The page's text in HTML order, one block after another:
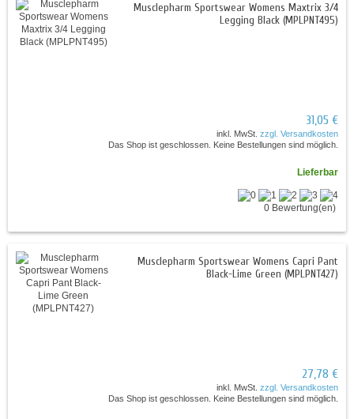
Musclepharm Sportswear Womens Maxtrix 3/4
Legging Black (MPLPNT495)
31,05 €
inkl. MwSt. zzgl. Versandkosten
Das Shop ist geschlossen. Keine Bestellungen sind möglich.
Lieferbar
0 Bewertung(en)
Musclepharm Sportswear Womens Capri Pant
Black-Lime Green (MPLPNT427)
27,78 €
inkl. MwSt. zzgl. Versandkosten
Das Shop ist geschlossen. Keine Bestellungen sind möglich.